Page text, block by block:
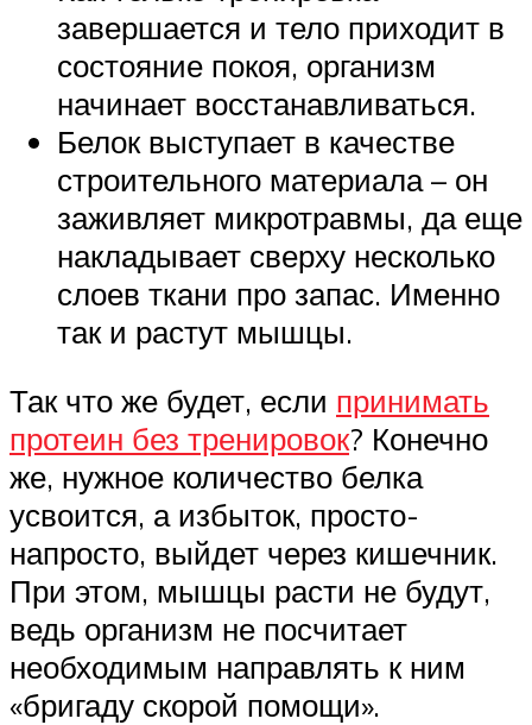
завершается и тело приходит в
состояние покоя, организм
начинает восстанавливаться.
Белок выступает в качестве
строительного материала – он
заживляет микротравмы, да еще
накладывает сверху несколько
слоев ткани про запас. Именно
так и растут мышцы.
Так что же будет, если принимать
протеин без тренировок? Конечно
же, нужное количество белка
усвоится, а избыток, просто-
напросто, выйдет через кишечник.
При этом, мышцы расти не будут,
ведь организм не посчитает
необходимым направлять к ним
«бригаду скорой помощи».